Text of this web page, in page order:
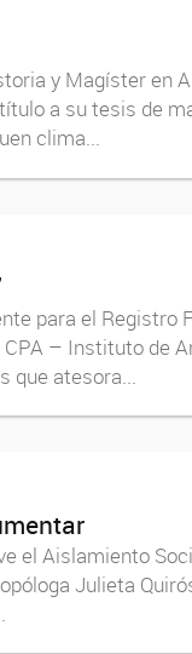
y Magíster en
a su tesis de
clima...
para el
– Instituto de
que atesora...
el Aislamiento
Julieta